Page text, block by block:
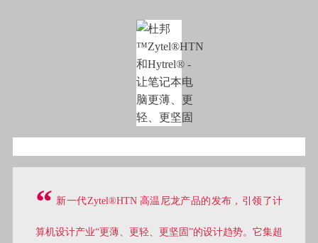
“ 新一代Zytel®HTN 高温尼龙产品的发布，引领了计
算机设计产业“更薄、更轻、更坚固”的设计趋势。它集超